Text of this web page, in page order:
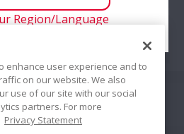
Linear
Region/Language
enhance user experience and to
on our website. We also
use of our site with our social
partners. For more
Privacy Statement